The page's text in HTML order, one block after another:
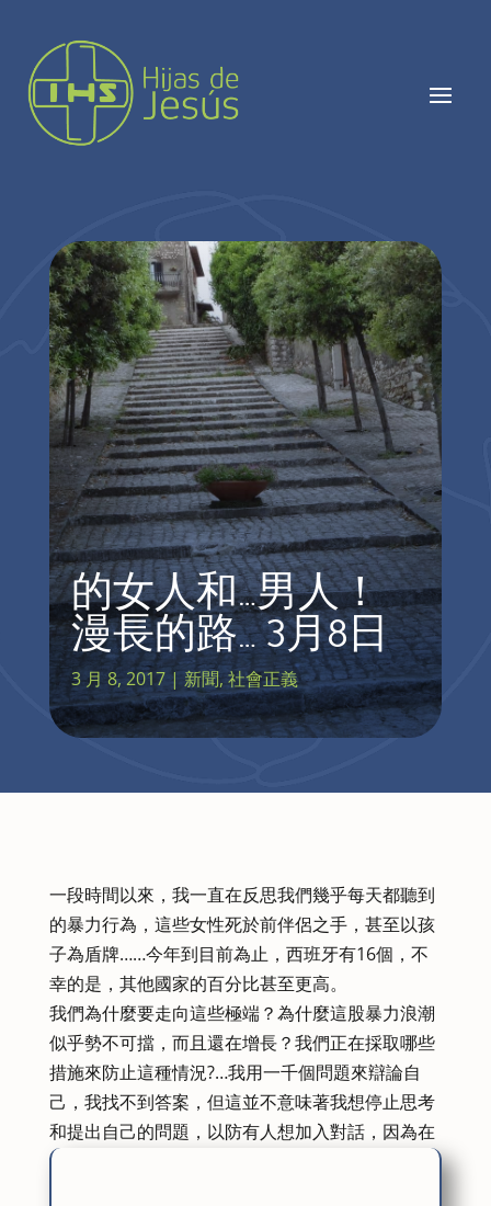
的女人和…男人！
漫長的路… 3月8日
3 月 8, 2017|新聞,社會正義
一段時間以來，我一直在反思我們幾乎每天都聽到
的暴力行為，這些女性死於前伴侶之手，甚至以孩
子為盾牌……今年到目前為止，西班牙有16個，不
幸的是，其他國家的百分比甚至更高。
我們為什麼要走向這些極端？為什麼這股暴力浪潮
似乎勢不可擋，而且還在增長？我們正在採取哪些
措施來防止這種情況?…我用一千個問題來辯論自
己，我找不到答案，但這並不意味著我想停止思考
和提出自己的問題，以防有人想加入對話，因為在
這項任務中，就像在許多其他任務中一樣，這是一